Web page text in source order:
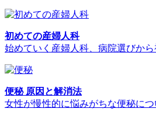
初めての産婦人科
始めていく産婦人科、病院選びか
便秘 原因と解消法
女性が慢性的に悩みがちな便秘に